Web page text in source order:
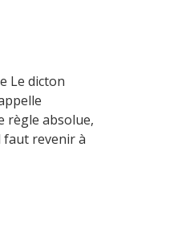
Le dicton
règle absolue,
faut revenir à